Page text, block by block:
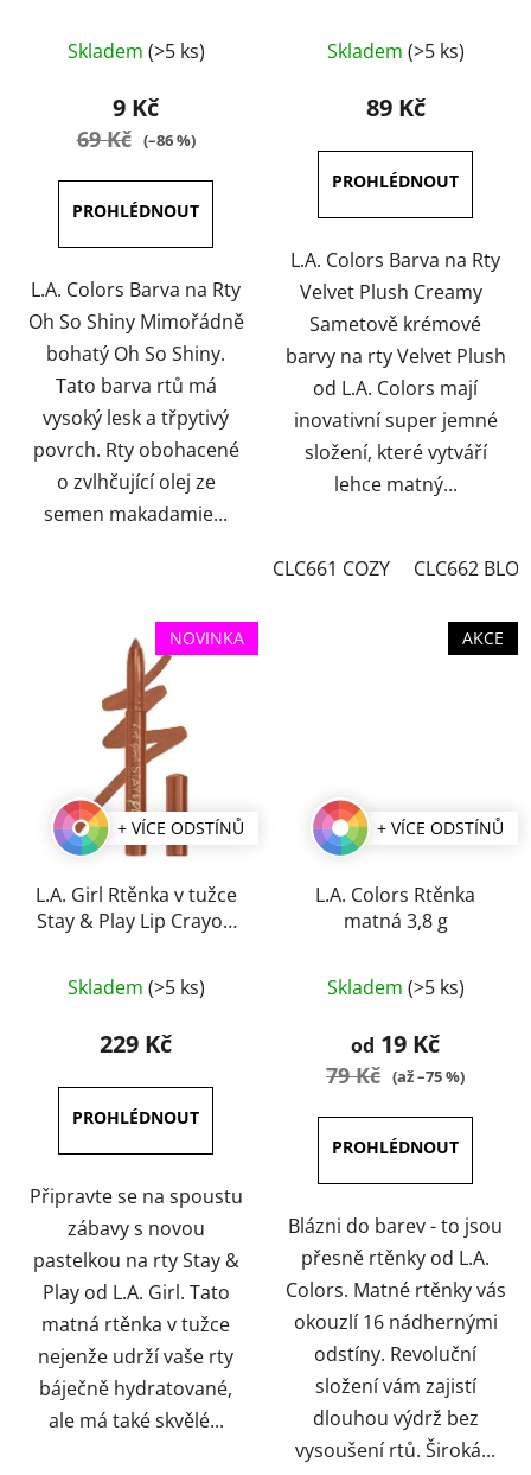
hodnocení
produktu
5
hvězdiček.
Skladem (>5 ks)
9 Kč
69 Kč (–86 %)
L.A. Colors Barva na Rty
Oh So Shiny Mimořádně
bohatý Oh So Shiny.
Tato barva rtů má
vysoký lesk a třpytivý
povrch. Rty obohacené
o zvlhčující olej ze
semen makadamie...
hodnocení
produktu
3,5
z
5
hvězdiček.
Skladem (>5 ks)
89 Kč
L.A. Colors Barva na Rty
Velvet Plush Creamy
Sametově krémové
barvy na rty Velvet Plush
od L.A. Colors mají
inovativní super jemné
složení, které vytváří
lehce matný...
CLC661 COZY CLC662
NOVINKA
+ VÍCE ODSTÍNŮ
L.A. Girl Rtěnka v tužce
Stay & Play Lip Crayon
hodnocení
produktu
5,0
z
5
hvězdiček.
Skladem (>5 ks)
229 Kč
Připravte se na spoustu
zábavy s novou
pastelkou na rty Stay &
Play od L.A. Girl. Tato
matná rtěnka v tužce
nejenže udrží vaše rty
báječně hydratované,
ale má také skvělé...
AKCE
+ VÍCE ODSTÍNŮ
L.A. Colors Rtěnka
matná 3,8 g
hodnocení
produktu
5
hvězdiček.
Skladem (>5 ks)
od 19 Kč
79 Kč (až –75 %)
Blázni do barev - to jsou
přesně rtěnky od L.A.
Colors. Matné rtěnky vás
okouzlí 16 nádhernými
odstíny. Revoluční
složení vám zajistí
dlouhou výdrž bez
vysoušení rtů. Široká...